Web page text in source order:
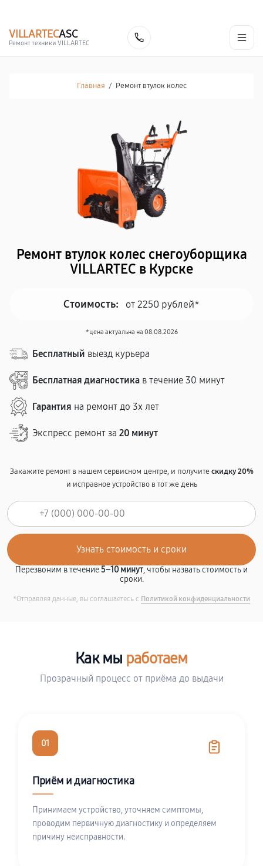
VILLARTECASC
Ремонт техники VILLARTEC
Главная / Ремонт втулок колес
Ремонт втулок колес снегоуборщика
VILLARTEC в Курске
Стоимость: от 2250 рублей*
*цена актуальна на 08.08.2026
Бесплатный выезд курьера
Бесплатная диагностика в течение 30 минут
Гарантия на ремонт до 3х лет
Экспресс ремонт за 20 минут
Закажите ремонт в нашем сервисном центре, и получитескидку 20%
и исправное устройство в тот же день
Перезвоним в течение5–10 минут, чтобы назвать стоимость и
сроки.
*Отправляя данные, вы соглашаетесь с Политикой конфиденциальности
Как мы работаем
Прозрачный процесс от приёма до выдачи
01
Приём и диагностика
Принимаем устройство, уточняем симптомы,
проводим первичную диагностику и определяем
причину неисправности.